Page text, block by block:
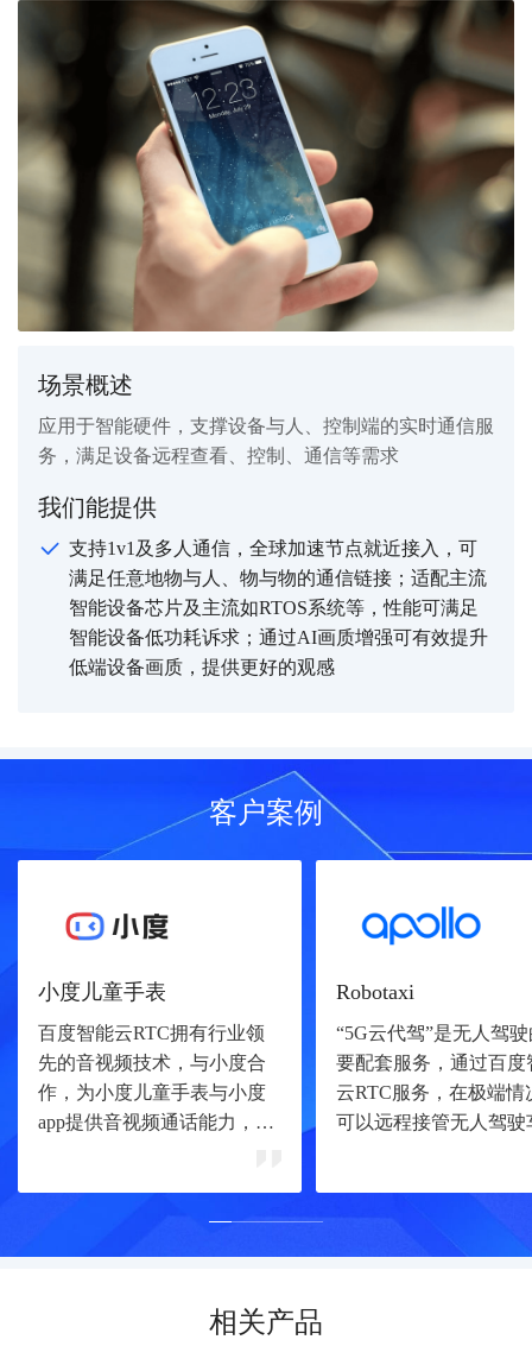
场景概述
应用于智能硬件，支撑设备与人、控制端的实时通信服
务，满足设备远程查看、控制、通信等需求
我们能提供
支持1v1及多人通信，全球加速节点就近接入，可
满足任意地物与人、物与物的通信链接；适配主流
智能设备芯片及主流如RTOS系统等，性能可满足
智能设备低功耗诉求；通过AI画质增强可有效提升
低端设备画质，提供更好的观感
客户案例
小度儿童手表
百度智能云RTC拥有行业领
先的音视频技术，与小度合
作，为小度儿童手表与小度
app提供音视频通话能力，家
Robotaxi
“5G云代驾”是无人驾
要配套服务，通过百度
云RTC服务，在极端情
可以远程接管无人驾驶
相关产品